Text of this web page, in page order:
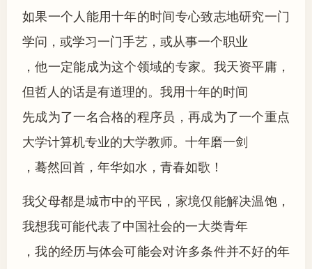
如果一个人能用十年的时间专心致志地研究一门
学问，或学习一门手艺，或从事一个职业
，他一定能成为这个领域的专家。我天资平庸，
但哲人的话是有道理的。我用十年的时间
先成为了一名合格的程序员，再成为了一个重点
大学计算机专业的大学教师。十年磨一剑
，蓦然回首，年华如水，青春如歌！
我父母都是城市中的平民，家境仅能解决温饱，
我想我可能代表了中国社会的一大类青年
，我的经历与体会可能会对许多条件并不好的年